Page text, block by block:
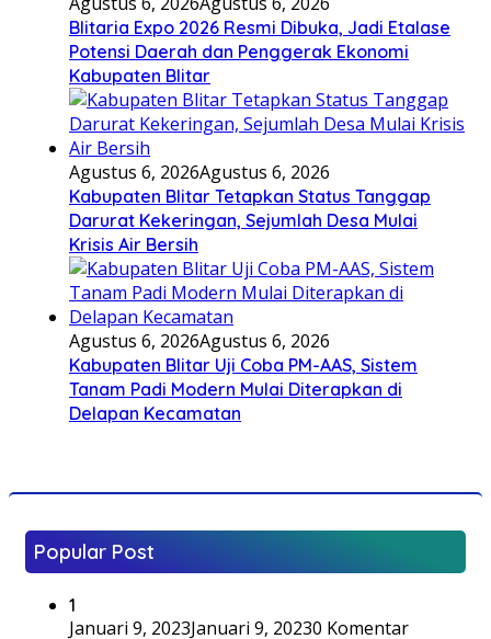
Blitaria Expo 2026 Resmi Dibuka, Jadi Etalase
Potensi Daerah dan Penggerak Ekonomi
Kabupaten Blitar
Agustus 6, 2026Agustus 6, 2026
Kabupaten Blitar Tetapkan Status Tanggap
Darurat Kekeringan, Sejumlah Desa Mulai
Krisis Air Bersih
Agustus 6, 2026Agustus 6, 2026
Kabupaten Blitar Uji Coba PM-AAS, Sistem
Tanam Padi Modern Mulai Diterapkan di
Delapan Kecamatan
Popular Post
1
Januari 9, 2023Januari 9, 20230 Komentar